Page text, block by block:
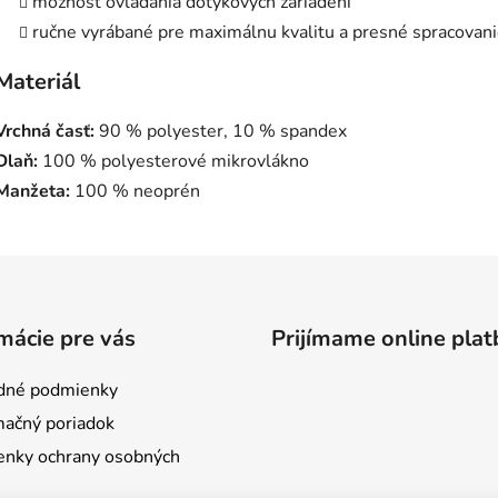
ručne vyrábané pre maximálnu kvalitu a presné
časť:90 % polyester, 10 % spandex
100 % polyesterové mikrovlákno
100 % neoprén
pre vás
podmienky
poriadok
ochrany osobných
Prijímame online